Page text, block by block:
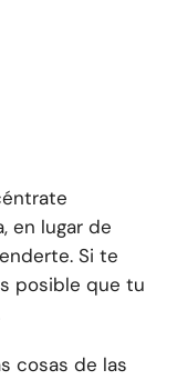
en lugar de
Si te
posible que tu
cosas de las